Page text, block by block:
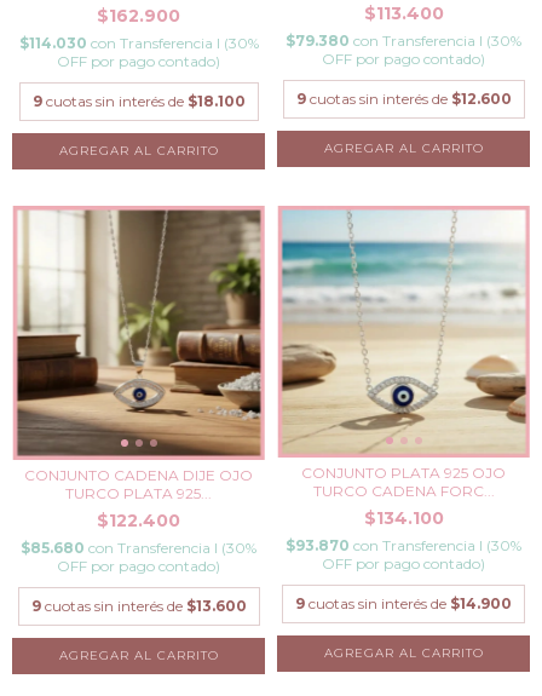
$162.900
$114.030 con Transferencia I (30%
OFF por pago contado)
9 cuotas sin interés de $18.100
$113.400
$79.380 con Transferencia I (30%
OFF por pago contado)
9 cuotas sin interés de $12.600
CONJUNTO CADENA DIJE OJO
TURCO PLATA 925...
$122.400
$85.680 con Transferencia I (30%
OFF por pago contado)
9 cuotas sin interés de $13.600
CONJUNTO PLATA 925 OJO
TURCO CADENA FORC...
$134.100
$93.870 con Transferencia I (30%
OFF por pago contado)
9 cuotas sin interés de $14.900